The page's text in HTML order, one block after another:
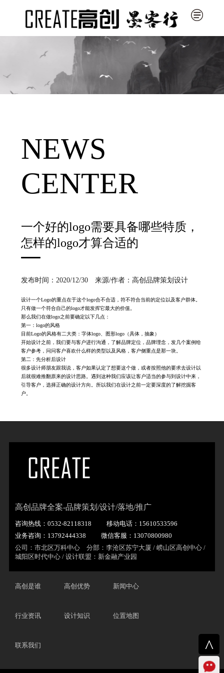
NEWS
CENTER
一个好的logo需要具备哪些特质，
怎样的logo才算合适的
发布时间：2020/12/30 来源/作者：高创品牌策划设计
设计一个Logo的重点在于这个logo合不合适，符不符合当前的定位以及客户群体。
只有做一个符合自己的logo才能发挥它最大的价值。
那么我们在做logo之前要确定以下几点：
第一：logo的风格
目前Logo的风格有二大类：字体logo、图形logo（具体，抽象）
开始设计之前，我们要与客户进行沟通，了解品牌定位，品牌理念，发几个案例给
客户参考，问问客户喜欢什么样的类型以及风格，客户侧重点是那一块。
第二：先分析后设计
很多设计师朋友跟我说，客户如果认定了想要这个做，或者按照他的要求去设计以
后就很难推翻原来的设计思路。遇到这种我们应该让客户适当的参与到设计中来，
引导客户，选择正确的设计方向。所以我们在设计之前一定要深度的了解挖掘客
户。
高创品牌全案-品牌策划/设计/落地/推广
咨询热线：0532-82118318
移动电话：15610533596
业务咨询：13792444338
微信客服：13070800980
公司：市北区万科中心 分部：李沧区苏宁大厦 / 崂山区高创中心 /
城阳区时代中心 / 设计联盟：新金融产业园
高创是谁 高创优势 新闻中心
行业资讯 设计知识 位置地图
联系我们 ^